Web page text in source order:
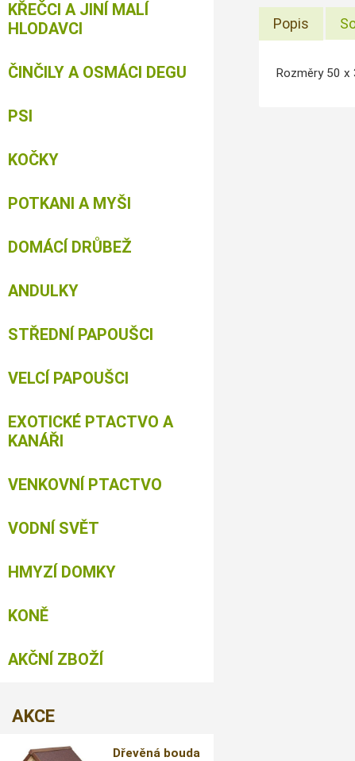
Popis
Rozměry 50 x
KŘEČCI A JINÍ MALÍ
HLODAVCI
ČINČILY A OSMÁCI DEGU
PSI
KOČKY
POTKANI A MYŠI
DOMÁCÍ DRŮBEŽ
ANDULKY
STŘEDNÍ PAPOUŠCI
VELCÍ PAPOUŠCI
EXOTICKÉ PTACTVO A
KANÁŘI
VENKOVNÍ PTACTVO
VODNÍ SVĚT
HMYZÍ DOMKY
KONĚ
AKČNÍ ZBOŽÍ
AKCE
Dřevěná bouda